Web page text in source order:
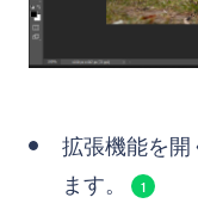
拡張機能を
ます。
1